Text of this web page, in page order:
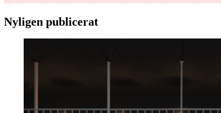
Nyligen publicerat